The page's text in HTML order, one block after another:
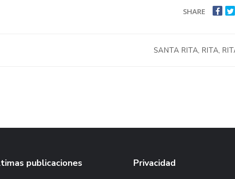
SHARE
SANTA RITA, RITA,
publicaciones Privacidad